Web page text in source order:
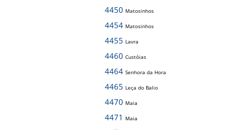
4450 Matosinhos
4454 Matosinhos
4455 Lavra
4460 Custóias
4464 Senhora da Hora
4465 Leça do Balio
4470 Maia
4471 Maia